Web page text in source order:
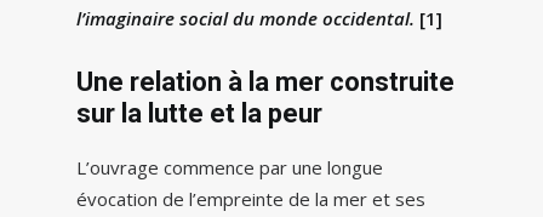
l’imaginaire social du monde occidental. [1]
Une relation à la mer construite
sur la lutte et la peur
L’ouvrage commence par une longue
évocation de l’empreinte de la mer et ses